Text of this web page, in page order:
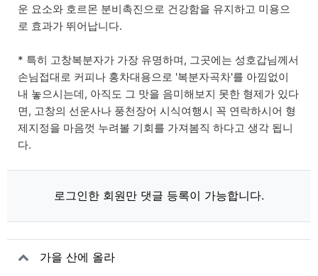
운 요소와 호르몬 분비촉진으로 건강함을 유지하고 미용으
로 효과가 뛰어납니다.
* 특히 고창복분자가 가장 유명하며, 그곳에는 성호갑님께서
손님접대로 커피나 홍차대용으로 '복분자곡차'를 아낌없이
내 놓으시는데, 아직도 그 맛을 음미해보지 못한 형제가 있다
면, 고창의 선운사나 풍천장어 시식여행시 꼭 연락하시어 형
제지정을 마음껏 누려볼 기회를 가져봄직 하다고 생각 됩니
다.
로그인한 회원만 댓글 등록이 가능합니다.
가을 산에 올라